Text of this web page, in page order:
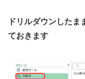
ドリルダウンした
ておきます